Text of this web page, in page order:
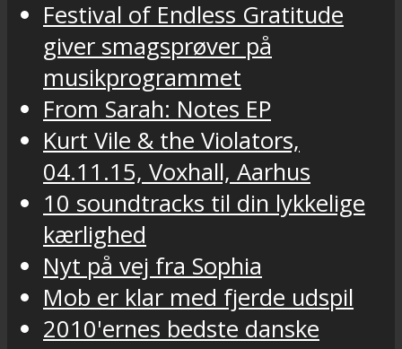
Festival of Endless Gratitude
giver smagsprøver på
musikprogrammet
From Sarah: Notes EP
Kurt Vile & the Violators,
04.11.15, Voxhall, Aarhus
10 soundtracks til din lykkelige
kærlighed
Nyt på vej fra Sophia
Mob er klar med fjerde udspil
2010'ernes bedste danske